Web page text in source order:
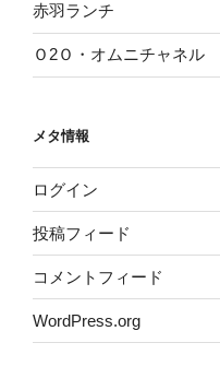
赤羽ランチ
Ｏ2Ｏ・オムニチャネル
メタ情報
ログイン
投稿フィード
コメントフィード
WordPress.org